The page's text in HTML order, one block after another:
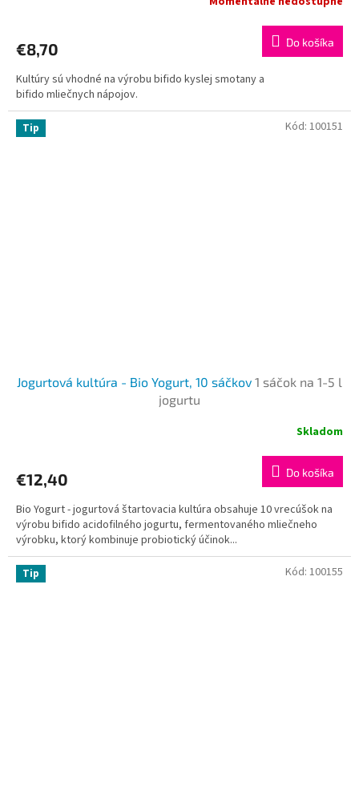
€8,70 Do košíka
Kultúry sú vhodné na výrobu bifido kyslej smotany a
bifido mliečnych nápojov.
Tip
Jogurtová kultúra - Bio Yogurt, 10 sáčkov 1 sáčok na 1-5 l
jogurtu
Skladom
€12,40 Do košíka
Bio Yogurt - jogurtová štartovacia kultúra obsahuje 10 vrecúšok na
výrobu bifido acidofilného jogurtu, fermentovaného mliečneho
výrobku, ktorý kombinuje probiotický účinok...
Kód: 100151
Tip Kód: 100155